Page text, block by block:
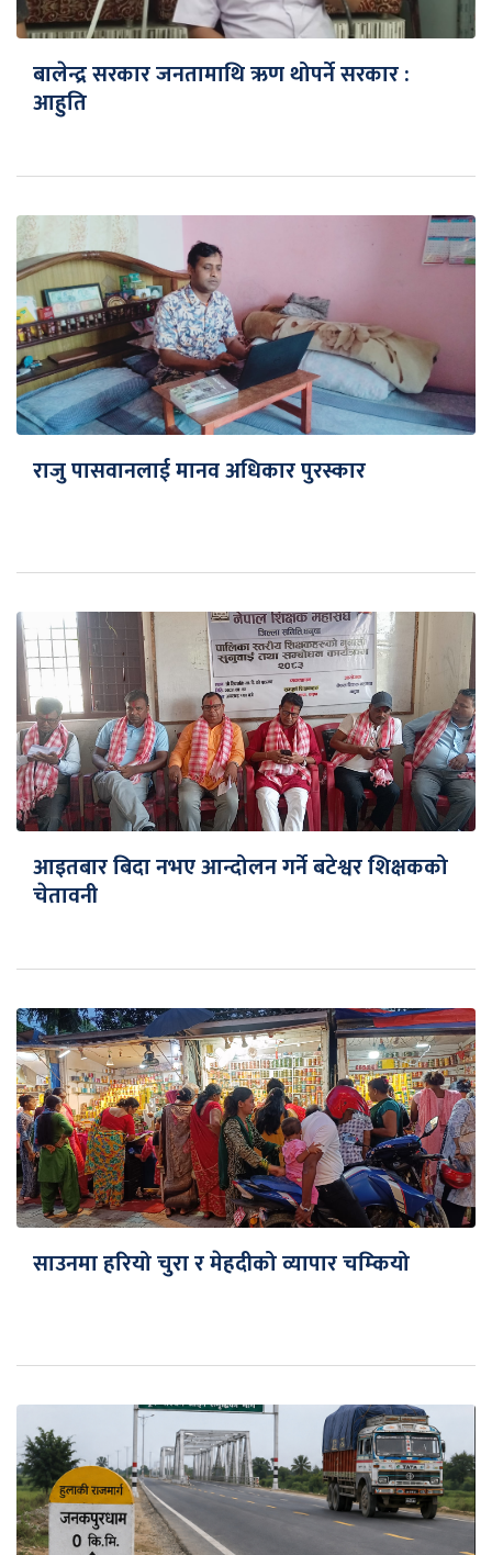
बालेन्द्र सरकार जनतामाथि ऋण थोपर्ने सरकार :
आहुति
राजु पासवानलाई मानव अधिकार पुरस्कार
आइतबार बिदा नभए आन्दोलन गर्ने बटेश्वर शिक्षकको
चेतावनी
साउनमा हरियो चुरा र मेहदीको व्यापार चम्कियो